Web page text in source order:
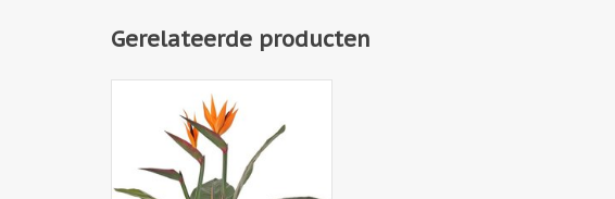
Gerelateerde producten
731731NA - Strelitzia
(paradijsvogelbloem) 2
bloemen, 1 knop & 8 blad, Ø 80
cm, h. 70 cm